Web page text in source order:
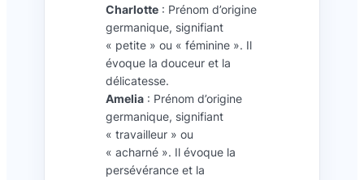
Charlotte: Prénom d’origine
germanique, signifiant
« petite » ou « féminine ». Il
évoque la douceur et la
délicatesse.
Amelia: Prénom d’origine
germanique, signifiant
« travailleur » ou
« acharné ». Il évoque la
persévérance et la